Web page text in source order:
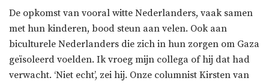
De opkomst van vooral witte Nederlanders, vaak samen
met hun kinderen, bood steun aan velen. Ook aan
biculturele Nederlanders die zich in hun zorgen om Gaza
geïsoleerd voelden. Ik vroeg mijn collega of hij dat had
verwacht. ‘Niet echt’, zei hij. Onze columnist Kirsten van